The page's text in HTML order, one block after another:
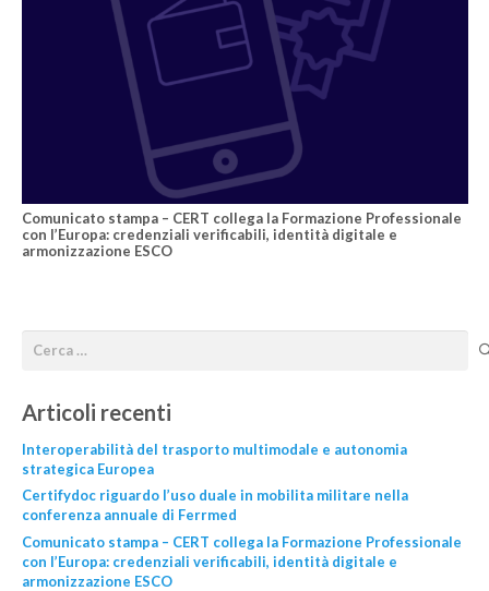
Comunicato stampa – CERT collega la Formazione Professionale
con l’Europa: credenziali verificabili, identità digitale e
armonizzazione ESCO
Articoli recenti
Interoperabilità del trasporto multimodale e autonomia
strategica Europea
Certifydoc riguardo l’uso duale in mobilita militare nella
conferenza annuale di Ferrmed
Comunicato stampa – CERT collega la Formazione Professionale
con l’Europa: credenziali verificabili, identità digitale e
armonizzazione ESCO